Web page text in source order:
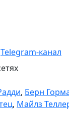
Telegram-канал
, Берн
, Майлз